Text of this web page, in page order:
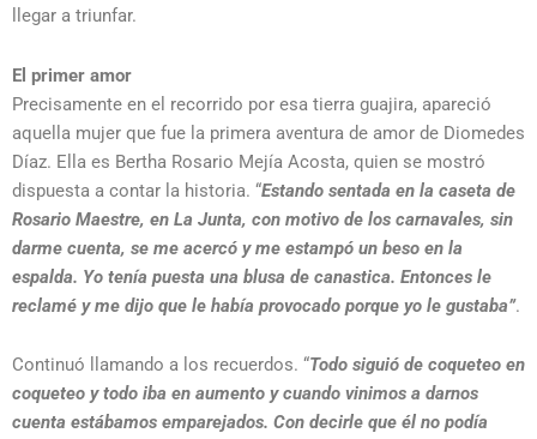
llegar a triunfar.
El primer amor
Precisamente en el recorrido por esa tierra guajira, apareció
aquella mujer que fue la primera aventura de amor de Diomedes
Díaz. Ella es Bertha Rosario Mejía Acosta, quien se mostró
dispuesta a contar la historia. “Estando sentada en la caseta de
Rosario Maestre, en La Junta, con motivo de los carnavales, sin
darme cuenta, se me acercó y me estampó un beso en la
espalda. Yo tenía puesta una blusa de canastica. Entonces le
reclamé y me dijo que le había provocado porque yo le gustaba”.
Continuó llamando a los recuerdos. “Todo siguió de coqueteo en
coqueteo y todo iba en aumento y cuando vinimos a darnos
cuenta estábamos emparejados. Con decirle que él no podía